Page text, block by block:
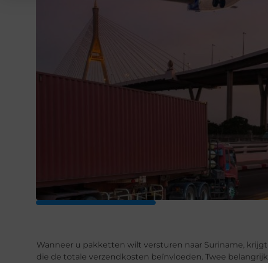
Wanneer u pakketten wilt versturen naar Suriname,
die de totale verzendkosten beïnvloeden. Twee